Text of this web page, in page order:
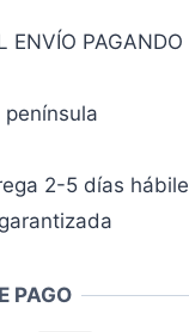
ENVÍO
península
2-5 días
PAGO